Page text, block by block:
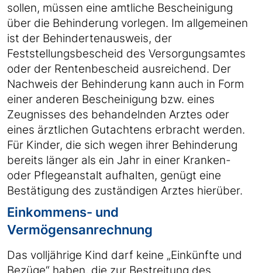
sollen, müssen eine amtliche Bescheinigung
über die Behinderung vorlegen. Im allgemeinen
ist der Behindertenausweis, der
Feststellungsbescheid des Versorgungsamtes
oder der Rentenbescheid ausreichend. Der
Nachweis der Behinderung kann auch in Form
einer anderen Bescheinigung bzw. eines
Zeugnisses des behandelnden Arztes oder
eines ärztlichen Gutachtens erbracht werden.
Für Kinder, die sich wegen ihrer Behinderung
bereits länger als ein Jahr in einer Kranken-
oder Pflegeanstalt aufhalten, genügt eine
Bestätigung des zuständigen Arztes hierüber.
Einkommens- und
Vermögensanrechnung
Das volljährige Kind darf keine „Einkünfte und